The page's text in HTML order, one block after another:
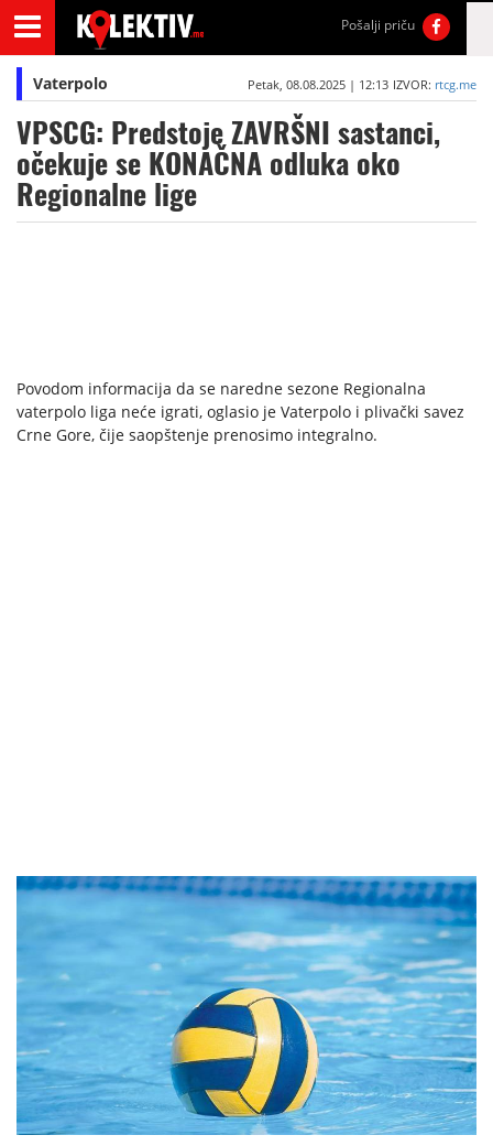
Pošalji priču
Vaterpolo Petak, 08.08.2025 | 12:13 IZVOR: rtcg.me
VPSCG: Predstoje ZAVRŠNI sastanci,
očekuje se KONAČNA odluka oko
Regionalne lige
Povodom informacija da se naredne sezone Regionalna
vaterpolo liga neće igrati, oglasio je Vaterpolo i plivački savez
Crne Gore, čije saopštenje prenosimo integralno.